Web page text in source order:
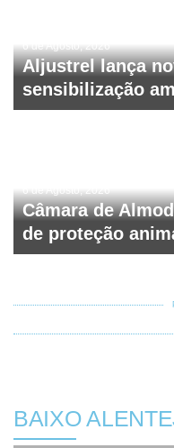
6 de Agosto, 2026
Aljustrel lança
sensibilização
6 de Agosto, 2026
Câmara de
de proteção
BAIXO